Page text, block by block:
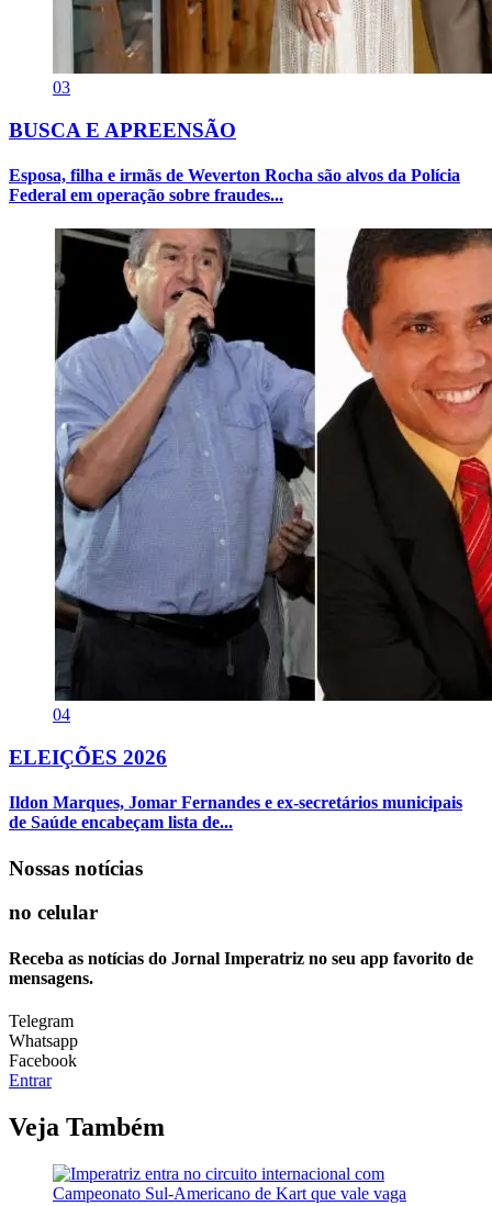
03
BUSCA E APREENSÃO
Esposa, filha e irmãs de Weverton Rocha são alvos da Polícia
Federal em operação sobre fraudes...
04
ELEIÇÕES 2026
Ildon Marques, Jomar Fernandes e ex-secretários municipais
de Saúde encabeçam lista de...
Nossas notícias
no celular
Receba as notícias do Jornal Imperatriz no seu app favorito de
mensagens.
Telegram
Whatsapp
Facebook
Entrar
Veja Também